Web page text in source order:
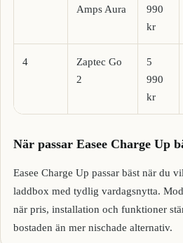
Amps Aura
990
kr
4
Zaptec Go
2
5
990
kr
När passar Easee Charge Up
Easee Charge Up passar bäst när du
laddbox med tydlig vardagsnytta.
när pris, installation och funktioner
bostaden än mer nischade alternativ.